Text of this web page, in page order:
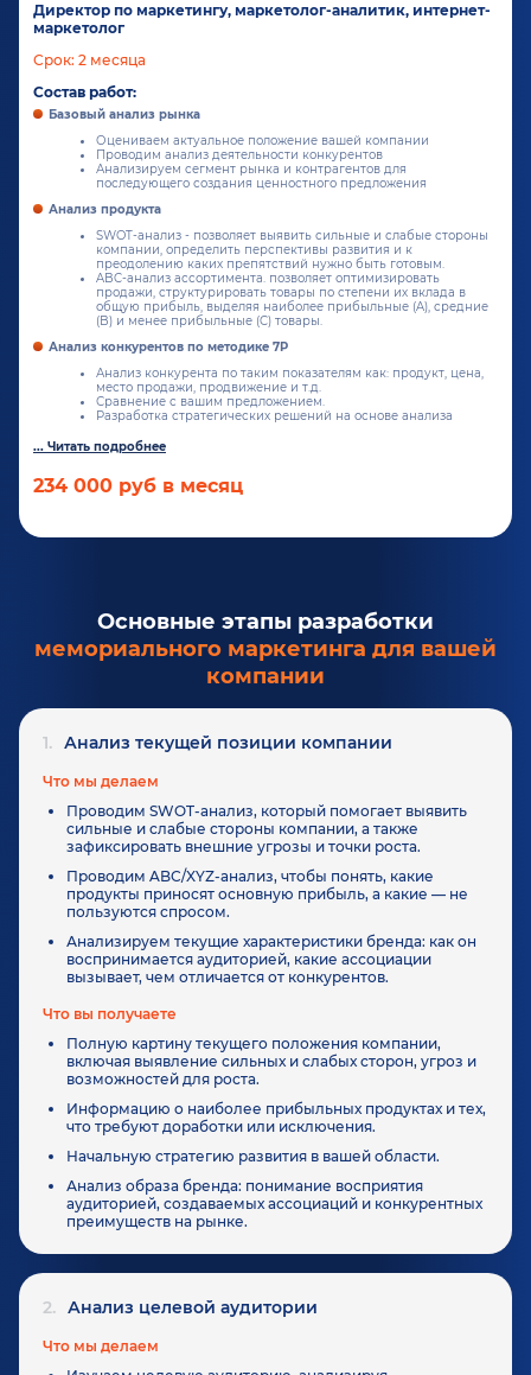
Директор по маркетингу, маркетолог-аналитик, интернет-
маркетолог
Срок: 2 месяца
Состав работ:
Базовый анализ рынка
Оцениваем актуальное положение вашей компании
Проводим анализ деятельности конкурентов
Анализируем сегмент рынка и контрагентов для
последующего создания ценностного предложения
Анализ продукта
SWOT-анализ - позволяет выявить сильные и слабые стороны
компании, определить перспективы развития и к
преодолению каких препятствий нужно быть готовым.
ABC-анализ ассортимента. позволяет оптимизировать
продажи, структурировать товары по степени их вклада в
общую прибыль, выделяя наиболее прибыльные (A), средние
(B) и менее прибыльные (C) товары.
Анализ конкурентов по методике 7P
Анализ конкурента по таким показателям как: продукт, цена,
место продажи, продвижение и т.д.
Сравнение с вашим предложением.
Разработка стратегических решений на основе анализа
234 000 руб в месяц
Основные этапы разработки
мемориального маркетинга для вашей
компании
1. Анализ текущей позиции компании
Что мы делаем
Проводим SWOT-анализ, который помогает выявить
сильные и слабые стороны компании, а также
зафиксировать внешние угрозы и точки роста.
Проводим ABC/XYZ-анализ, чтобы понять, какие
продукты приносят основную прибыль, а какие — не
пользуются спросом.
Анализируем текущие характеристики бренда: как он
воспринимается аудиторией, какие ассоциации
вызывает, чем отличается от конкурентов.
Что вы получаете
Полную картину текущего положения компании,
включая выявление сильных и слабых сторон, угроз и
возможностей для роста.
Информацию о наиболее прибыльных продуктах и тех,
что требуют доработки или исключения.
Начальную стратегию развития в вашей области.
Анализ образа бренда: понимание восприятия
аудиторией, создаваемых ассоциаций и конкурентных
преимуществ на рынке.
2. Анализ целевой аудитории
Что мы делаем